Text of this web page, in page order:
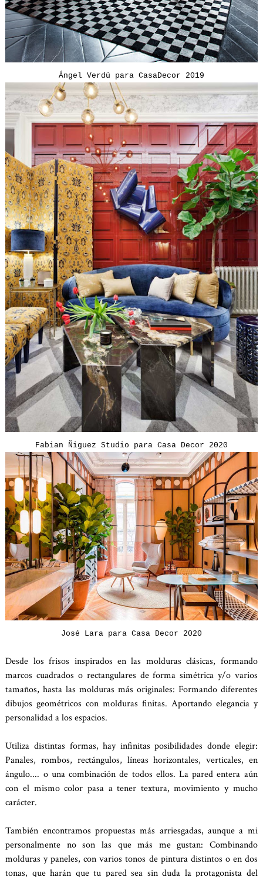
Ángel Verdú para CasaDecor 2019
Fabian Ñiguez Studio para Casa Decor 2020
José Lara para Casa Decor 2020
Desde los frisos inspirados en las molduras clásicas, formando
marcos cuadrados o rectangulares de forma simétrica y/o varios
tamaños, hasta las molduras más originales: Formando diferentes
dibujos geométricos con molduras finitas. Aportando elegancia y
personalidad a los espacios.
Utiliza distintas formas, hay infinitas posibilidades donde elegir:
Panales, rombos, rectángulos, líneas horizontales, verticales, en
ángulo.... o una combinación de todos ellos. La pared entera aún
con el mismo color pasa a tener textura, movimiento y mucho
carácter.
También encontramos propuestas más arriesgadas, aunque a mi
personalmente no son las que más me gustan: Combinando
molduras y paneles, con varios tonos de pintura distintos o en dos
tonas, que harán que tu pared sea sin duda la protagonista del